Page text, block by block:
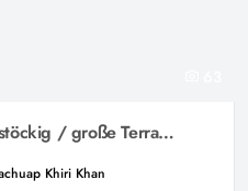
445 qm Wohnfläche / Einstöckig / große Terrassen
Khiri Khan